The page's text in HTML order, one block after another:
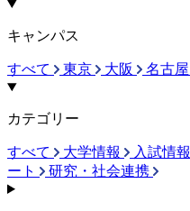
キャンパス
すべて 東京 大阪 名古屋
カテゴリー
すべて 大学情報 入試情報
ート
研究・社会連携